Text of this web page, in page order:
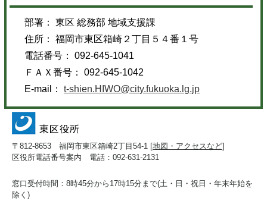
部署： 東区 総務部 地域支援課
住所： 福岡市東区箱崎２丁目５４番１号
電話番号： 092-645-1041
ＦＡＸ番号： 092-645-1042
E-mail：t-shien.HIWO@city.fukuoka.lg.jp
〒812-8653 福岡市東区箱崎2丁目54-1 [地図・アクセスなど]
区役所電話番号案内 電話：092-631-2131
窓口受付時間：8時45分から17時15分まで(土・日・祝日・年末年始を
除く)